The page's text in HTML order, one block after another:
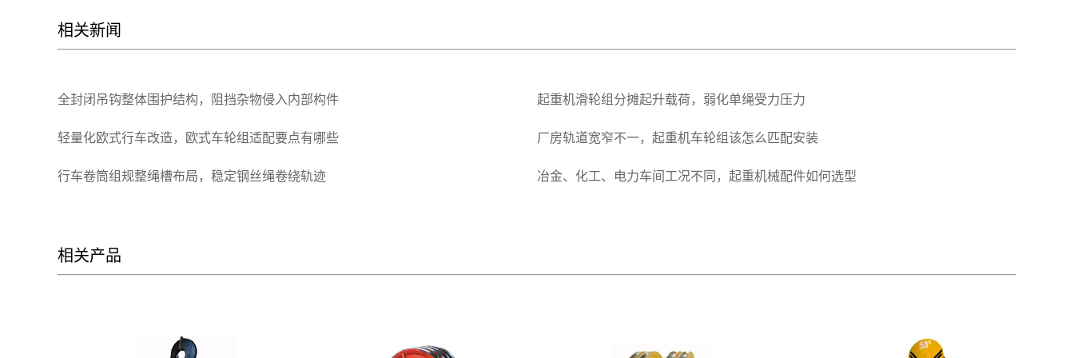
相关新闻
全封闭吊钩整体围护结构，阻挡杂物侵入内部构件 起重机滑轮组分摊起升载荷，弱化单绳受力压力
轻量化欧式行车改造，欧式车轮组适配要点有哪些 厂房轨道宽窄不一，起重机车轮组该怎么匹配安装
行车卷筒组规整绳槽布局，稳定钢丝绳卷绕轨迹 冶金、化工、电力车间工况不同，起重机械配件如何选型
相关产品